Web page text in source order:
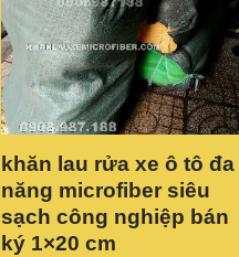
khăn lau rửa xe ô tô đa
năng microfiber siêu
sạch công nghiệp bán
ký 1×20 cm